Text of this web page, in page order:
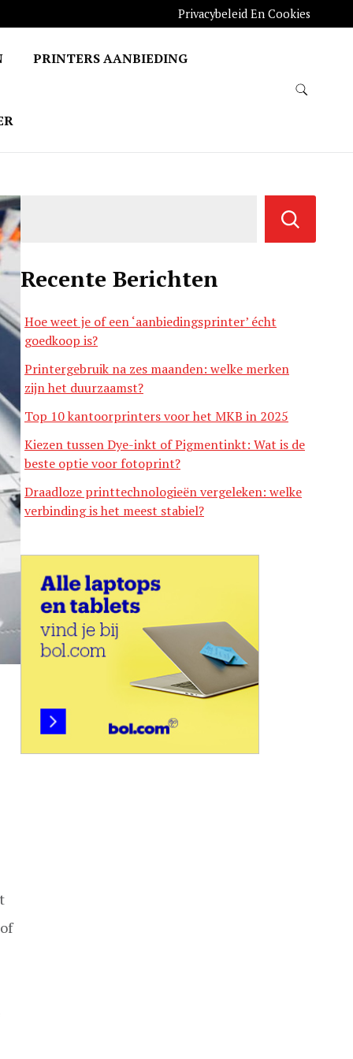
Privacybeleid En Cookies
PRINTERS AANBIEDING
Recente Berichten
Hoe weet je of een ‘aanbiedingsprinter’ écht
goedkoop is?
Printergebruik na zes maanden: welke merken
zijn het duurzaamst?
Top 10 kantoorprinters voor het MKB in 2025
Kiezen tussen Dye-inkt of Pigmentinkt: Wat is de
beste optie voor fotoprint?
Draadloze printtechnologieën vergeleken: welke
verbinding is het meest stabiel?